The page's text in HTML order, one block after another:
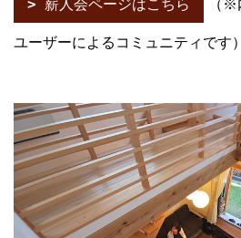
薪人会ページはこちら （
ユーザーによるコミュニティです）